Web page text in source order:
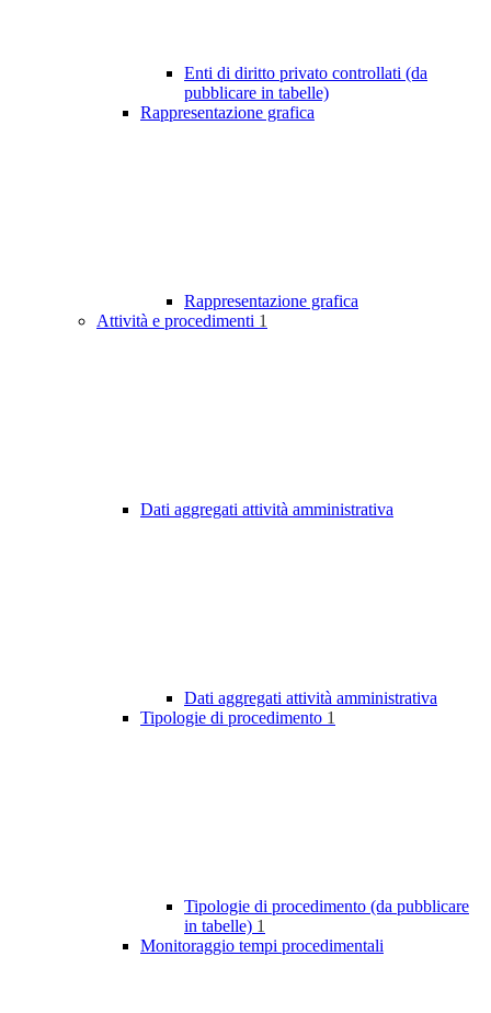
Enti di diritto privato controllati (da
pubblicare in tabelle)
Rappresentazione grafica
Rappresentazione grafica
Attività e procedimenti 1
Dati aggregati attività amministrativa
Dati aggregati attività amministrativa
Tipologie di procedimento 1
Tipologie di procedimento (da pubblicare
in tabelle) 1
Monitoraggio tempi procedimentali